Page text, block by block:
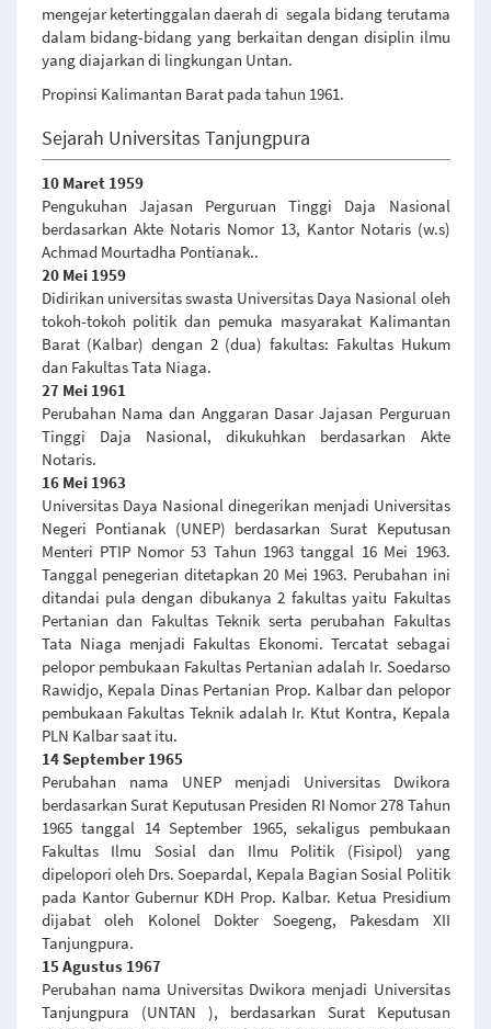
mengejar ketertinggalan daerah di segala bidang terutama
dalam bidang-bidang yang berkaitan dengan disiplin ilmu
yang diajarkan di lingkungan Untan.
Propinsi Kalimantan Barat pada tahun 1961.
Sejarah Universitas Tanjungpura
10 Maret 1959
Pengukuhan Jajasan Perguruan Tinggi Daja Nasional
berdasarkan Akte Notaris Nomor 13, Kantor Notaris (w.s)
Achmad Mourtadha Pontianak..
20 Mei 1959
Didirikan universitas swasta Universitas Daya Nasional oleh
tokoh-tokoh politik dan pemuka masyarakat Kalimantan
Barat (Kalbar) dengan 2 (dua) fakultas: Fakultas Hukum
dan Fakultas Tata Niaga.
27 Mei 1961
Perubahan Nama dan Anggaran Dasar Jajasan Perguruan
Tinggi Daja Nasional, dikukuhkan berdasarkan Akte
Notaris.
16 Mei 1963
Universitas Daya Nasional dinegerikan menjadi Universitas
Negeri Pontianak (UNEP) berdasarkan Surat Keputusan
Menteri PTIP Nomor 53 Tahun 1963 tanggal 16 Mei 1963.
Tanggal penegerian ditetapkan 20 Mei 1963. Perubahan ini
ditandai pula dengan dibukanya 2 fakultas yaitu Fakultas
Pertanian dan Fakultas Teknik serta perubahan Fakultas
Tata Niaga menjadi Fakultas Ekonomi. Tercatat sebagai
pelopor pembukaan Fakultas Pertanian adalah Ir. Soedarso
Rawidjo, Kepala Dinas Pertanian Prop. Kalbar dan pelopor
pembukaan Fakultas Teknik adalah Ir. Ktut Kontra, Kepala
PLN Kalbar saat itu.
14 September 1965
Perubahan nama UNEP menjadi Universitas Dwikora
berdasarkan Surat Keputusan Presiden RI Nomor 278 Tahun
1965 tanggal 14 September 1965, sekaligus pembukaan
Fakultas Ilmu Sosial dan Ilmu Politik (Fisipol) yang
dipelopori oleh Drs. Soepardal, Kepala Bagian Sosial Politik
pada Kantor Gubernur KDH Prop. Kalbar. Ketua Presidium
dijabat oleh Kolonel Dokter Soegeng, Pakesdam XII
Tanjungpura.
15 Agustus 1967
Perubahan nama Universitas Dwikora menjadi Universitas
Tanjungpura (UNTAN ), berdasarkan Surat Keputusan